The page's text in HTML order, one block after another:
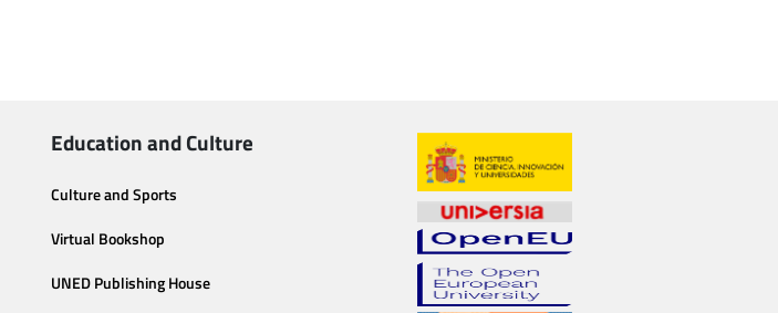
Education and Culture
Culture and Sports
Virtual Bookshop
UNED Publishing House